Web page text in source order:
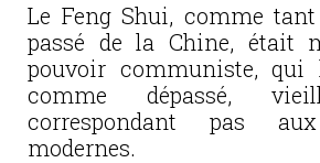
Le Feng Shui, comme
passé de la Chine, était
pouvoir communiste, qui
comme dépassé,
correspondant pas
modernes.